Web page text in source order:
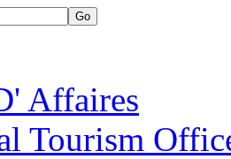
Affaires
Tourism